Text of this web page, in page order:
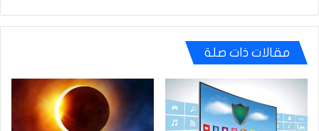
مقالات ذات صلة